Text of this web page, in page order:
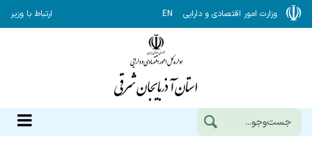
وزارت امور اقتصادی و دارایی EN ارتباط با وزیر